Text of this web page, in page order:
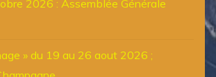
2026 : Assemblée Générale
» du 19 au 26 aout 2026 ;